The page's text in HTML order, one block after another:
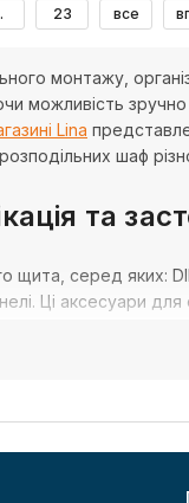
23 все
монтажу,
можливість
Lina
шаф
та
серед яких:
Ці аксесуари